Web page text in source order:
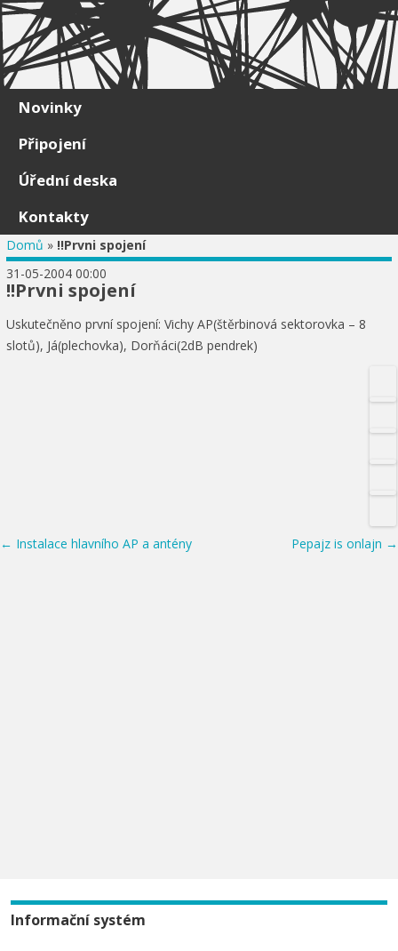
Skip to content
Novinky
Připojení
Úřední deska
Kontakty
Domů » !!Prvni spojení
31-05-2004 00:00
!!Prvni spojení
Uskutečněno první spojení: Vichy AP(štěrbinová sektorovka – 8
slotů), Já(plechovka), Dorňáci(2dB pendrek)
Post navigation
← Instalace hlavního AP a antény Pepajz is onlajn →
Informační systém